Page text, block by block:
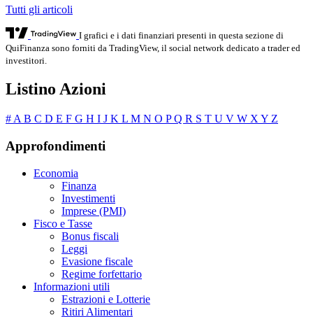
Tutti gli articoli
I grafici e i dati finanziari presenti in questa sezione di
QuiFinanza sono forniti da TradingView, il social network dedicato a trader ed
investitori.
Listino Azioni
# A B C D E F G H I J K L M N O PQ R S T U V W X Y Z
Approfondimenti
Economia
Finanza
Investimenti
Imprese (PMI)
Fisco e Tasse
Bonus fiscali
Leggi
Evasione fiscale
Regime forfettario
Informazioni utili
Estrazioni e Lotterie
Ritiri Alimentari